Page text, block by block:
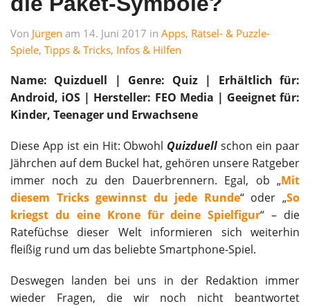
Von Jürgen am 14. Juni 2017 in Apps, Rätsel- & Puzzle-
Spiele, Tipps & Tricks, Infos & Hilfen
Name: Quizduell | Genre: Quiz | Erhältlich für:
Android, iOS | Hersteller: FEO Media | Geeignet für:
Kinder, Teenager und Erwachsene
Diese App ist ein Hit: Obwohl Quizduellschon ein paar
Jährchen auf dem Buckel hat, gehören unsere Ratgeber
immer noch zu den Dauerbrennern. Egal, ob „Mit
diesem Tricks gewinnst du jede Runde“ oder „So
kriegst du eine Krone für deine Spielfigur“ – die
Ratefüchse dieser Welt informieren sich weiterhin
fleißig rund um das beliebte Smartphone-Spiel.
Deswegen landen bei uns in der Redaktion immer
wieder Fragen, die wir noch nicht beantwortet